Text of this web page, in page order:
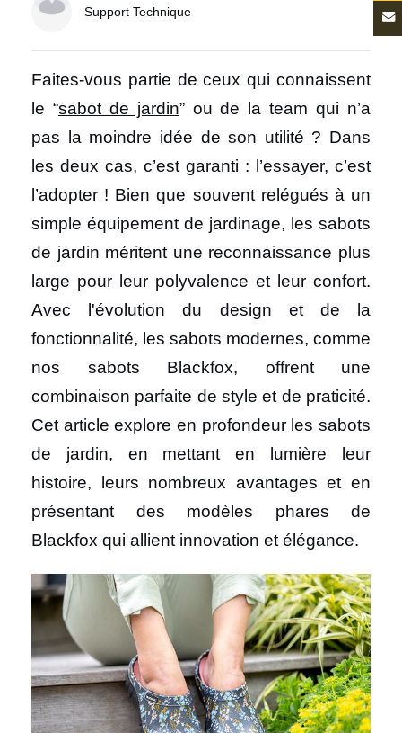
Support Technique
Faites-vous partie de ceux qui connaissent
le “sabot de jardin” ou de la team qui n’a
pas la moindre idée de son utilité ? Dans
les deux cas, c’est garanti : l’essayer, c’est
l’adopter ! Bien que souvent relégués à un
simple équipement de jardinage, les sabots
de jardin méritent une reconnaissance plus
large pour leur polyvalence et leur confort.
Avec l'évolution du design et de la
fonctionnalité, les sabots modernes, comme
nos sabots Blackfox, offrent une
combinaison parfaite de style et de praticité.
Cet article explore en profondeur les sabots
de jardin, en mettant en lumière leur
histoire, leurs nombreux avantages et en
présentant des modèles phares de
Blackfox qui allient innovation et élégance.